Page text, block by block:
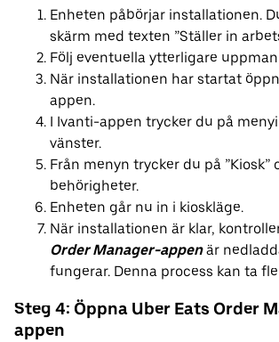
Enheten påbörjar installationen.
skärm med texten ”Ställer in
Följ eventuella ytterligare
När installationen har startat
appen.
I Ivanti-appen trycker du på
vänster.
Från menyn trycker du på ”Kiosk”
behörigheter.
Enheten går nu in i kioskläge.
När installationen är klar,
Order Manager-appenär
fungerar. Denna process kan ta
Steg 4: Öppna Uber Eats Order
appen